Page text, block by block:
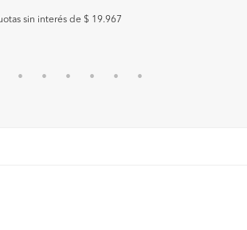
sin interés de $ 19.967